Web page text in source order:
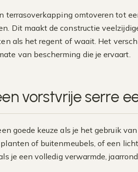
terrasoverkapping omtoveren tot
Dit maakt de constructie
als het regent of waait. Het
van bescherming die je ervaart.
vorstvrije serre
goede keuze als je het gebruik
of buitenmeubels, of een
je een volledig verwarmde,